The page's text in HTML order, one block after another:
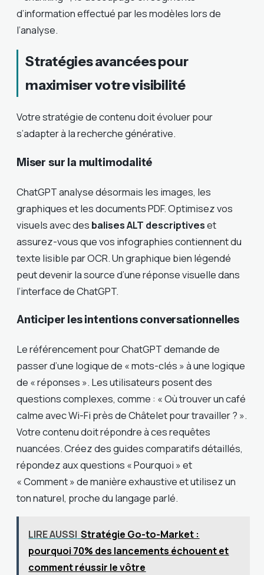
d’information effectué par les modèles lors de
l’analyse.
Stratégies avancées pour
maximiser votre visibilité
Votre stratégie de contenu doit évoluer pour
s’adapter à la recherche générative.
Miser sur la multimodalité
ChatGPT analyse désormais les images, les
graphiques et les documents PDF. Optimisez vos
visuels avec des balises ALT descriptiveset
assurez-vous que vos infographies contiennent du
texte lisible par OCR. Un graphique bien légendé
peut devenir la source d’une réponse visuelle dans
l’interface de ChatGPT.
Anticiper les intentions conversationnelles
Le référencement pour ChatGPT demande de
passer d’une logique de « mots-clés » à une logique
de « réponses ». Les utilisateurs posent des
questions complexes, comme : « Où trouver un café
calme avec Wi-Fi près de Châtelet pour travailler ? ».
Votre contenu doit répondre à ces requêtes
nuancées. Créez des guides comparatifs détaillés,
répondez aux questions « Pourquoi » et
« Comment » de manière exhaustive et utilisez un
ton naturel, proche du langage parlé.
LIRE AUSSI Stratégie Go-to-Market :
pourquoi 70% des lancements échouent et
comment réussir le vôtre